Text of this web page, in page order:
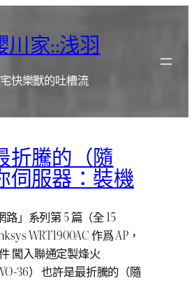
川家::浅羽
快樂獸的吐槽流
折騰的（隨
伺服器：裝機
」系列第 5 篇（全 15
WRT1900AC 作爲 AP，
闖入聯通定製烽火
36） 也許是最折騰的（隨